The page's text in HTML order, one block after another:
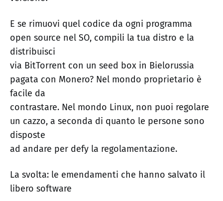
E se rimuovi quel codice da ogni programma
open source nel SO, compili la tua distro e la
distribuisci
via BitTorrent con un seed box in Bielorussia
pagata con Monero? Nel mondo proprietario è
facile da
contrastare. Nel mondo Linux, non puoi regolare
un cazzo, a seconda di quanto le persone sono
disposte
ad andare per defy la regolamentazione.
La svolta: le emendamenti che hanno salvato il
libero software